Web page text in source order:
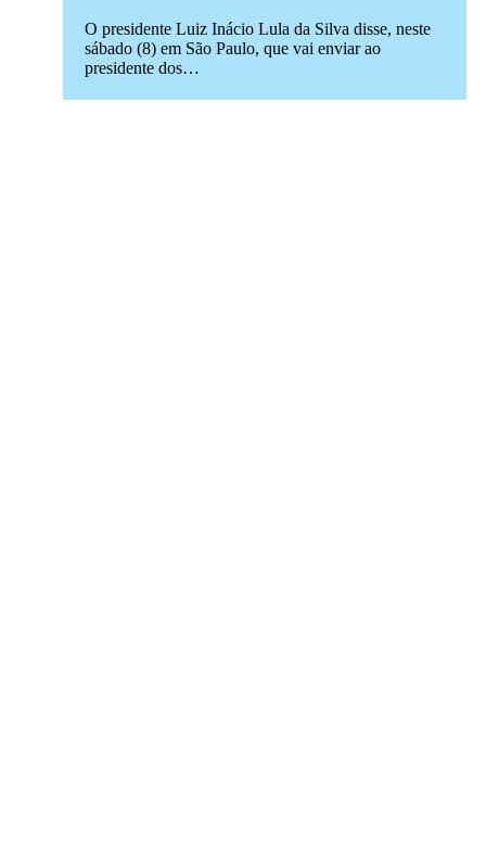
O presidente Luiz Inácio Lula da Silva disse, neste
sábado (8) em São Paulo, que vai enviar ao
presidente dos…